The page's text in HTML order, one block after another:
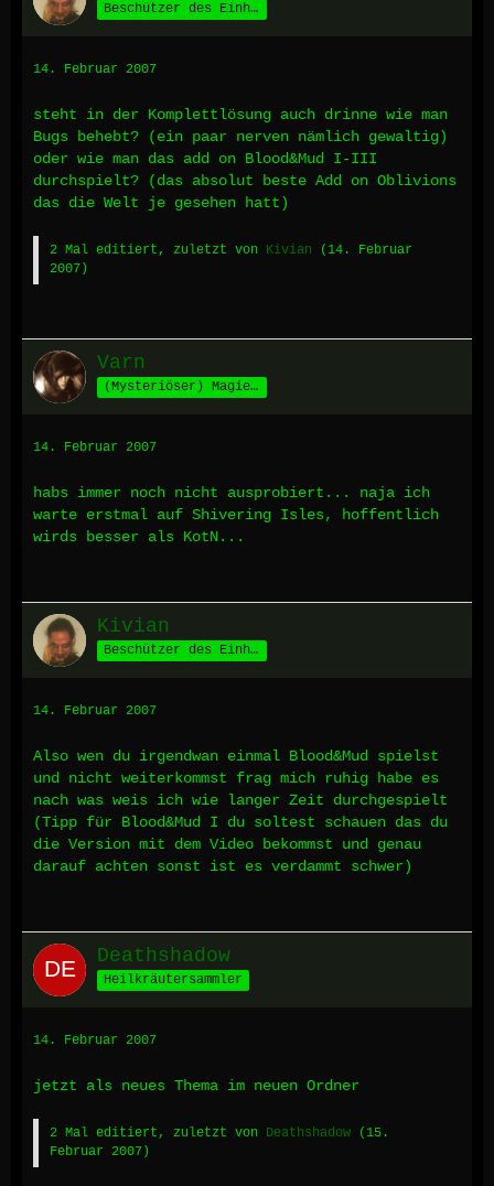
Beschützer des Einhorns
14. Februar 2007
steht in der Komplettlösung auch drinne wie man
Bugs behebt? (ein paar nerven nämlich gewaltig)
oder wie man das add on Blood&Mud I-III
durchspielt? (das absolut beste Add on Oblivions
das die Welt je gesehen hatt)
2 Mal editiert, zuletzt von Kivian ( 14. Februar
2007 )
Varn
(Mysteriöser) Magier aus Fornax
14. Februar 2007
habs immer noch nicht ausprobiert... naja ich
warte erstmal auf Shivering Isles, hoffentlich
wirds besser als KotN...
Kivian
Beschützer des Einhorns
14. Februar 2007
Also wen du irgendwan einmal Blood&Mud spielst
und nicht weiterkommst frag mich ruhig habe es
nach was weis ich wie langer Zeit durchgespielt
(Tipp für Blood&Mud I du soltest schauen das du
die Version mit dem Video bekommst und genau
darauf achten sonst ist es verdammt schwer)
Deathshadow
Heilkräutersammler
14. Februar 2007
jetzt als neues Thema im neuen Ordner
2 Mal editiert, zuletzt von Deathshadow ( 15.
Februar 2007 )